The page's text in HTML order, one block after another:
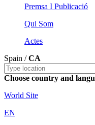
Premsa I Publicació
Qui Som
Actes
Spain /CA
Choose country and
World Site
EN